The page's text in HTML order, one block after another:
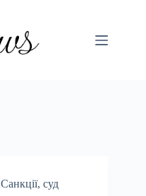
Санкції, суд